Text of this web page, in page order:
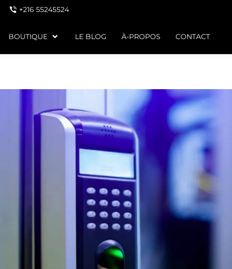
+216 55245524
BOUTIQUE LE BLOG À-PROPOS CONTACT